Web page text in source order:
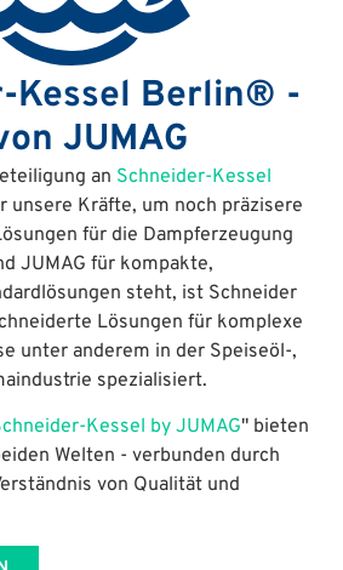
Kessel Berlin® -
JUMAG
an Schneider-Kessel
unsere Kräfte, um noch präzisere
für die Dampferzeugung
JUMAG für kompakte,
steht, ist Schneider
Lösungen für komplexe
unter anderem in der Speiseöl-,
spezialisiert.
Kessel by JUMAG" bieten
Welten - verbunden durch
von Qualität und